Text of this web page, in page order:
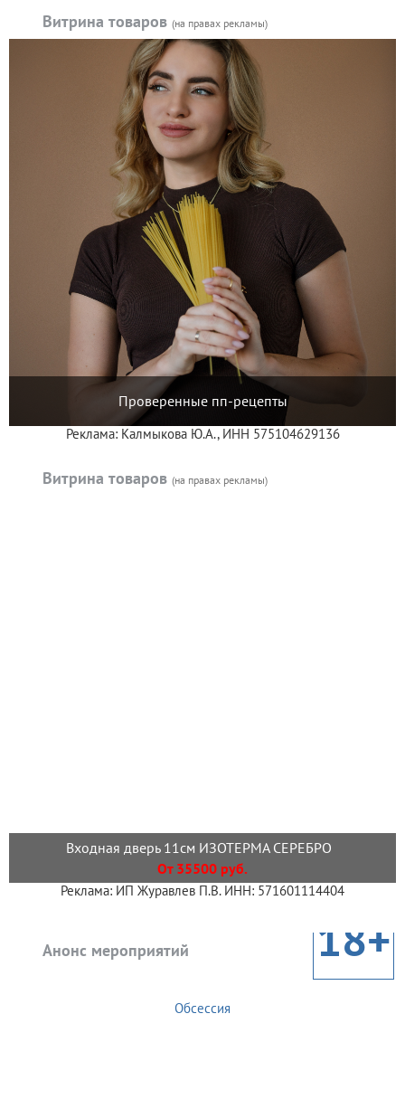
Витрина товаров (на правах рекламы)
Проверенные пп-рецепты
Реклама: Калмыкова Ю.А., ИНН 575104629136
Витрина товаров (на правах рекламы)
Входная дверь 11см ИЗОТЕРМА СЕРЕБРО
От 35500 руб.
Реклама: ИП Журавлев П.В. ИНН: 571601114404
Анонс мероприятий 18+
Обсессия